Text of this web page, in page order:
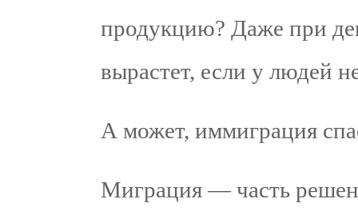
продукцию? Даже при
вырастет, если у людей
А может, иммиграция
Миграция — часть